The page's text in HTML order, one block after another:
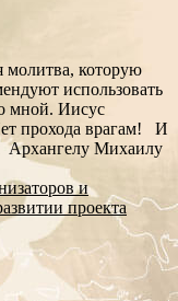
молитва, которую
использовать
мной. Иисус
прохода врагам! И
Архангелу Михаилу
и
проекта